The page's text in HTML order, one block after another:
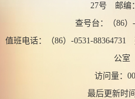
27号 邮编
查号台：（86）
值班电话：（86）-0531-
公
访问量：
最后更新时间